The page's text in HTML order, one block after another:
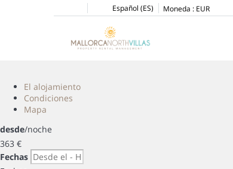
Español (ES) Moneda : EUR
El alojamiento
Condiciones
Mapa
desde/noche
363 €
Fechas